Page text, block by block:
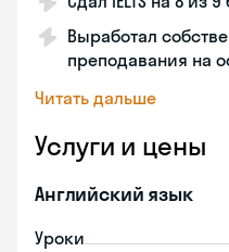
Выработал
преподавания на
Читать дальше
Услуги и цены
Английский язык
Уроки